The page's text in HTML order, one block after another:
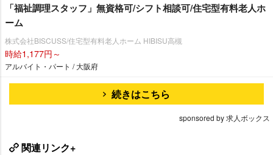
「福祉調理スタッフ」無資格可/シフト相談可/住宅型有料老人ホ
ーム
株式会社BISCUSS/住宅型有料老人ホーム HIBISU高槻
時給1,177円～
アルバイト・パート / 大阪府
続きはこちら
sponsored by 求人ボックス
関連リンク+